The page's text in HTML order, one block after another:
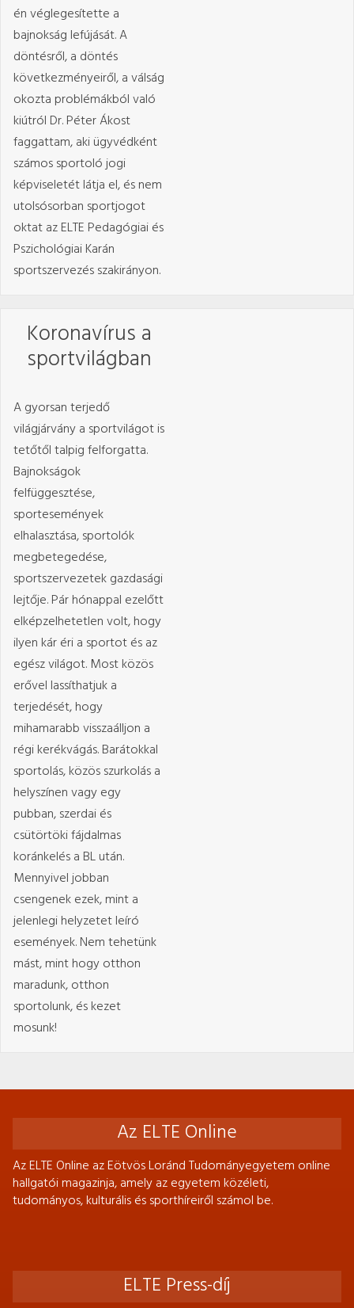
én véglegesítette a
bajnokság lefújását. A
döntésről, a döntés
következményeiről, a válság
okozta problémákból való
kiútról Dr. Péter Ákost
faggattam, aki ügyvédként
számos sportoló jogi
képviseletét látja el, és nem
utolsósorban sportjogot
oktat az ELTE Pedagógiai és
Pszichológiai Karán
sportszervezés szakirányon.
Koronavírus a
sportvilágban
A gyorsan terjedő
világjárvány a sportvilágot is
tetőtől talpig felforgatta.
Bajnokságok
felfüggesztése,
sportesemények
elhalasztása, sportolók
megbetegedése,
sportszervezetek gazdasági
lejtője. Pár hónappal ezelőtt
elképzelhetetlen volt, hogy
ilyen kár éri a sportot és az
egész világot. Most közös
erővel lassíthatjuk a
terjedését, hogy
mihamarabb visszaálljon a
régi kerékvágás. Barátokkal
sportolás, közös szurkolás a
helyszínen vagy egy
pubban, szerdai és
csütörtöki fájdalmas
koránkelés a BL után.
Mennyivel jobban
csengenek ezek, mint a
jelenlegi helyzetet leíró
események. Nem tehetünk
mást, mint hogy otthon
maradunk, otthon
sportolunk, és kezet
mosunk!
Az ELTE Online
Az ELTE Online az Eötvös Loránd Tudományegyetem online
hallgatói magazinja, amely az egyetem közéleti,
tudományos, kulturális és sporthíreiről számol be.
ELTE Press-díj